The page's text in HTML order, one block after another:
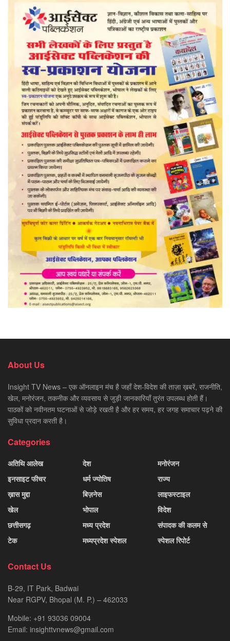
About Us
Insight TV News – एक ऑनलाइन मंच है जहाँ देश-विदेश की ताज़ा ख़बरें, राजनीति,
खेल, मनोरंजन, तकनीक और व्यवसाय से जुड़ी जानकारियाँ तुरंत उपलब्ध होती हैं।
पाठकों को नवीनतम घटनाओं से जोड़े रखती है और हर समय, हर जगह समाचार पढ़ने की
सुविधा प्रदान करती है।
Categories
अतिथि आलेख
इनसाइट फीचर
ख़ास मुद्दा
खेल
छत्तीसगढ़
टेक
देश
धर्म ज्योतिष
बिज़नेस
भोपाल
मध्य प्रदेश
मध्यप्रदेश स्पेशल
मनोरंजन
राज्य
लाइफस्टाइल
विदेश
संपादक की कलम से
स्पेशल रिपोर्ट
Contact Us
B-29, IT Park, Badwai
Near RGPV, Bhopal (M. P.) – 462033
Mobile: +91 93036 09004
Email: insighttvnews@gmail.com